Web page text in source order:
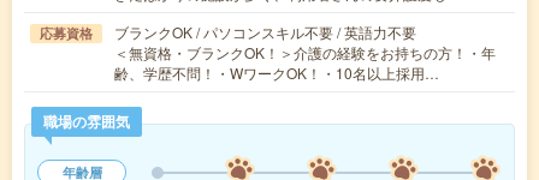
応募資格
ブランクOK / パソコンスキル不要 / 英語力不要
＜無資格・ブランクOK！＞介護の経験をお持ちの方！・年
齢、学歴不問！・WワークOK！・10名以上採用…
職場の雰囲気
年齢層